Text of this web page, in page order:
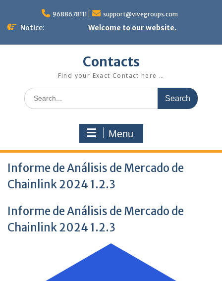
content
9688678111 support@vivegroups.com
Notice: Welcome to our website.
Contacts
Find your Exact Contact here …
Search
for:
Menu
Informe de Análisis de Mercado de
Chainlink 2024 1.2.3
Informe de Análisis de Mercado de
Chainlink 2024 1.2.3